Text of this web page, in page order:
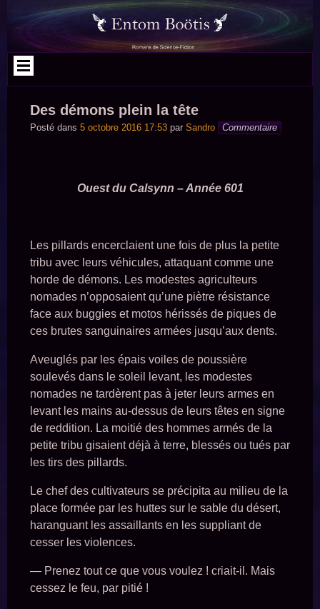
Aller
au
contenu
Des démons plein la tête
Posté dans 5 octobre 2016 17:53 par Sandro Commentaire
Ouest du Calsynn – Année 601
Les pillards encerclaient une fois de plus la petite
tribu avec leurs véhicules, attaquant comme une
horde de démons. Les modestes agriculteurs
nomades n’opposaient qu’une piètre résistance
face aux buggies et motos hérissés de piques de
ces brutes sanguinaires armées jusqu’aux dents.
Aveuglés par les épais voiles de poussière
soulevés dans le soleil levant, les modestes
nomades ne tardèrent pas à jeter leurs armes en
levant les mains au-dessus de leurs têtes en signe
de reddition. La moitié des hommes armés de la
petite tribu gisaient déjà à terre, blessés ou tués par
les tirs des pillards.
Le chef des cultivateurs se précipita au milieu de la
place formée par les huttes sur le sable du désert,
haranguant les assaillants en les suppliant de
cesser les violences.
— Prenez tout ce que vous voulez ! criait-il. Mais
cessez le feu, par pitié !